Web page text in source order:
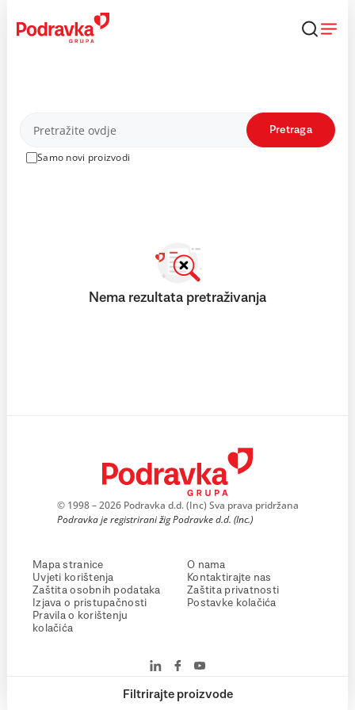
content
Proizvodi
Samo novi proizvodi
Pretraga
Filtrirajte proizvode
Nema rezultata pretraživanja
© 1998 – 2026 Podravka d.d. (Inc) Sva prava pridržana
Podravka je registrirani žig Podravke d.d. (Inc.)
Mapa stranice
Uvjeti korištenja
Zaštita osobnih podataka
Izjava o pristupačnosti
Pravila o korištenju
kolačića
O nama
Kontaktirajte nas
Zaštita privatnosti
Postavke kolačića